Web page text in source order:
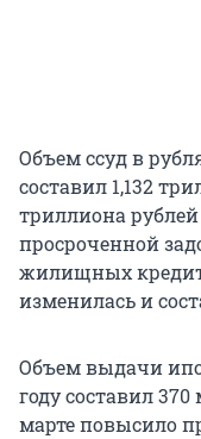
Объем ссуд в
составил 1,132
триллиона
просроченной
жилищных
изменилась и
Объем выдачи
году составил
марте повысило